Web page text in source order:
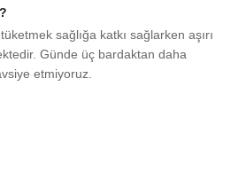
sağlığa katkı sağlarken aşırı
Günde üç bardaktan daha
etmiyoruz.